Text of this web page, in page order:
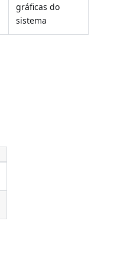
gráficas do
sistema